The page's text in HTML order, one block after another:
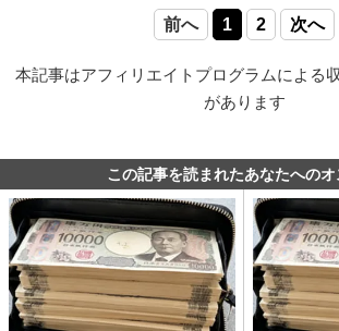
前へ 1 2 次へ
本記事はアフィリエイトプログラムによる
があります
この記事を読まれたあなたへのオ